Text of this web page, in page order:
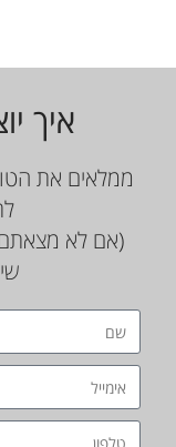
איך
ממלאים את
(אם לא